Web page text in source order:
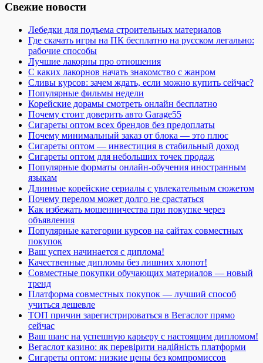
Свежие новости
Лебедки для подъема строительных материалов
Где скачать игры на ПК бесплатно на русском легально:
рабочие способы
Лучшие лакорны про отношения
С каких лакорнов начать знакомство с жанром
Сливы курсов: зачем ждать, если можно купить сейчас?
Популярные фильмы недели
Корейские дорамы смотреть онлайн бесплатно
Почему стоит доверить авто Garage55
Сигареты оптом всех брендов без предоплаты
Почему минимальный заказ от блока — это плюс
Сигареты оптом — инвестиция в стабильный доход
Сигареты оптом для небольших точек продаж
Популярные форматы онлайн-обучения иностранным
языкам
Длинные корейские сериалы с увлекательным сюжетом
Почему перелом может долго не срастаться
Как избежать мошенничества при покупке через
объявления
Популярные категории курсов на сайтах совместных
покупок
Ваш успех начинается с диплома!
Качественные дипломы без лишних хлопот!
Совместные покупки обучающих материалов — новый
тренд
Платформа совместных покупок — лучший способ
учиться дешевле
ТОП причин зарегистрироваться в Вегаслот прямо
сейчас
Ваш шанс на успешную карьеру с настоящим дипломом!
Вегаслот казино: як перевірити надійність платформи
Сигареты оптом: низкие цены без компромиссов